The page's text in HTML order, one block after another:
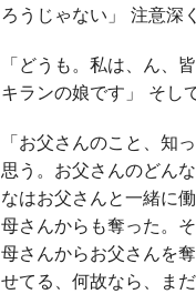
ろうじゃない」 注意深
「どうも。私は、ん
キランの娘です」 そし
「お父さんのこと、知
思う。お父さんのどん
なはお父さんと一緒に
母さんからも奪った。
母さんからお父さんを
せてる、何故なら、ま